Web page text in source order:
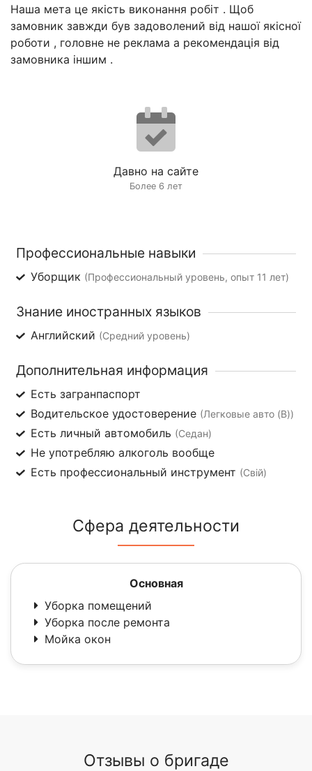
Наша мета це якість виконання робіт . Щоб
замовник завжди був задоволений від нашої якісної
роботи , головне не реклама а рекомендація від
замовника іншим .
Давно на сайте
Более 6 лет
Профессиональные навыки
Уборщик (Профессиональный уровень, опыт 11 лет)
Знание иностранных языков
Английский (Средний уровень)
Дополнительная информация
Есть загранпаспорт
Водительское удостоверение (Легковые авто (B))
Есть личный автомобиль (Седан)
Не употребляю алкоголь вообще
Есть профессиональный инструмент (Свій)
Сфера деятельности
Основная
Уборка помещений
Уборка после ремонта
Мойка окон
Отзывы о бригаде